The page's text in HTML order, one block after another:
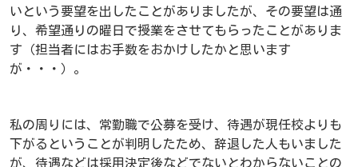
いという要望を出したことがありましたが、その要望は通
り、希望通りの曜日で授業をさせてもらったことがありま
す（担当者にはお手数をおかけしたかと思います
が・・・）。
私の周りには、常勤職で公募を受け、待遇が現任校よりも
下がるということが判明したため、辞退した人もいました
が、待遇などは採用決定後などでないとわからないことの